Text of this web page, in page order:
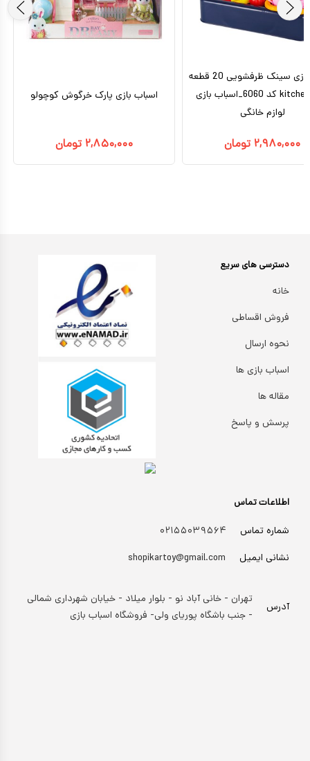
اسباب بازی پارک خرگوش کوچولو
۲,۸۵۰,۰۰۰ تومان
اسباب بازی سینک ظرفشویی 20 قطعه
kitchen sink کد 6060_اسباب بازی
لوازم خانگی
۲,۹۸۰,۰۰۰ تومان
اطلاعات تماس
شماره تماس
۰۲۱۵۵۰۳۹۵۶۴
نشانی ایمیل
shopikartoy@gmail.com
آدرس
تهران - خانی آباد نو - بلوار میلاد - خیابان شهرداری شمالی
- جنب باشگاه پوریای ولی- فروشگاه اسباب بازی
دسترسی های سریع
خانه
فروش اقساطی
نحوه ارسال
اسباب بازی ها
مقاله ها
پرسش و پاسخ